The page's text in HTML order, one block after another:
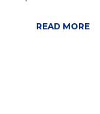
READ MORE